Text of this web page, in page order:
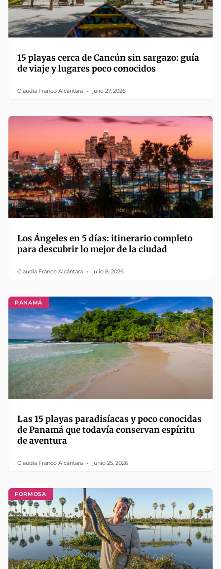
15 playas cerca de Cancún sin sargazo: guía
de viaje y lugares poco conocidos
Claudia Franco Alcántara julio 27, 2026
Los Ángeles en 5 días: itinerario completo
para descubrir lo mejor de la ciudad
Claudia Franco Alcántara julio 8, 2026
PANAMÁ
Las 15 playas paradisíacas y poco conocidas
de Panamá que todavía conservan espíritu
de aventura
Claudia Franco Alcántara junio 25, 2026
FORMOSA